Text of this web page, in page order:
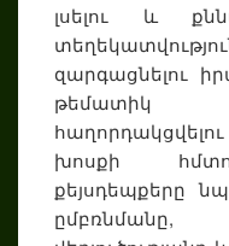
լսելու և
զարգացնելու
թեմատիկ
խոսքի
քեյսդեպքերը